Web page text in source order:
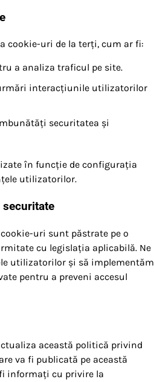
cookie-uri de la terți, cum ar fi:
a analiza traficul pe site.
interacțiunile utilizatorilor
securitatea și
în funcție de configurația
utilizatorilor.
securitate
uri sunt păstrate pe o
cu legislația aplicabilă. Ne
utilizatorilor și să implementăm
pentru a preveni accesul
această politică privind
va fi publicată pe această
informați cu privire la